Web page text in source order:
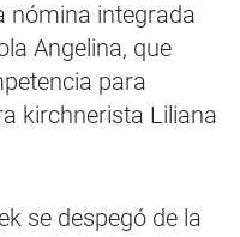
nómina integrada
Angelina, que
para
kirchnerista Liliana
se despegó de la